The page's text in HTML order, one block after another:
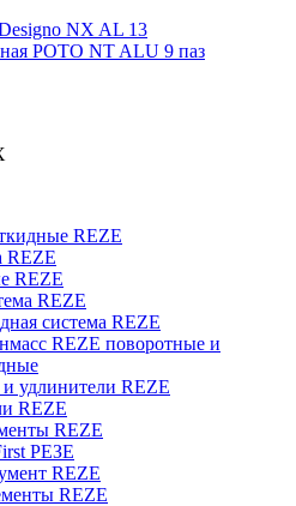
NX AL 13
РОТО NT ALU 9 паз
REZE
REZE
REZE
REZE
система REZE
REZE поворотные и
удлинители REZE
REZE
REZE
РЕЗЕ
REZE
REZE